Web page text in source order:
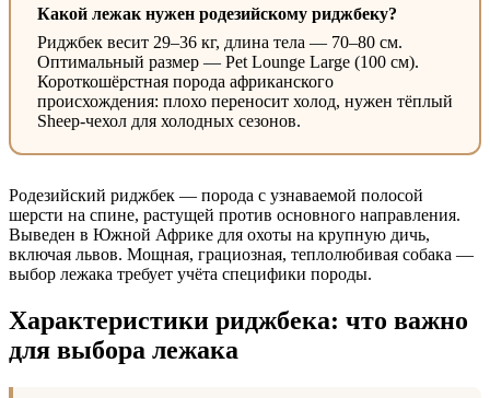
Какой лежак нужен родезийскому риджбеку?
Риджбек весит 29–36 кг, длина тела — 70–80 см.
Оптимальный размер — Pet Lounge Large (100 см).
Короткошёрстная порода африканского
происхождения: плохо переносит холод, нужен тёплый
Sheep-чехол для холодных сезонов.
Родезийский риджбек — порода с узнаваемой полосой
шерсти на спине, растущей против основного направления.
Выведен в Южной Африке для охоты на крупную дичь,
включая львов. Мощная, грациозная, теплолюбивая собака —
выбор лежака требует учёта специфики породы.
Характеристики риджбека: что важно
для выбора лежака